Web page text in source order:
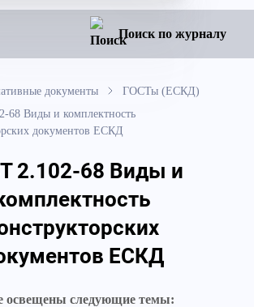
Поиск по журналу
документы
ГОСТы (ЕСКД)
68 Виды и комплектность
документов ЕСКД
2.102-68 Виды и
ЕСКД
освещены следующие темы: